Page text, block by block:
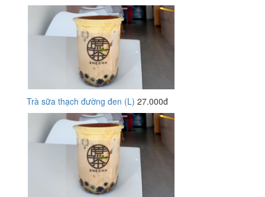
Trà sữa thạch đường đen (L) 27.000đ